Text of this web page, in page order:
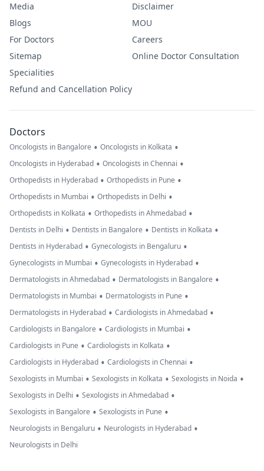
Media
Blogs
For Doctors
Sitemap
Specialities
Refund and Cancellation Policy
Disclaimer
MOU
Careers
Online Doctor Consultation
Doctors
Oncologists in Bangalore • Oncologists in Kolkata •
Oncologists in Hyderabad • Oncologists in Chennai •
Orthopedists in Hyderabad • Orthopedists in Pune •
Orthopedists in Mumbai • Orthopedists in Delhi •
Orthopedists in Kolkata • Orthopedists in Ahmedabad •
Dentists in Delhi • Dentists in Bangalore • Dentists in Kolkata •
Dentists in Hyderabad • Gynecologists in Bengaluru •
Gynecologists in Mumbai • Gynecologists in Hyderabad •
Dermatologists in Ahmedabad • Dermatologists in Bangalore •
Dermatologists in Mumbai • Dermatologists in Pune •
Dermatologists in Hyderabad • Cardiologists in Ahmedabad •
Cardiologists in Bangalore • Cardiologists in Mumbai •
Cardiologists in Pune • Cardiologists in Kolkata •
Cardiologists in Hyderabad • Cardiologists in Chennai •
Sexologists in Mumbai • Sexologists in Kolkata • Sexologists in Noida •
Sexologists in Delhi • Sexologists in Ahmedabad •
Sexologists in Bangalore • Sexologists in Pune •
Neurologists in Bengaluru • Neurologists in Hyderabad •
Neurologists in Delhi